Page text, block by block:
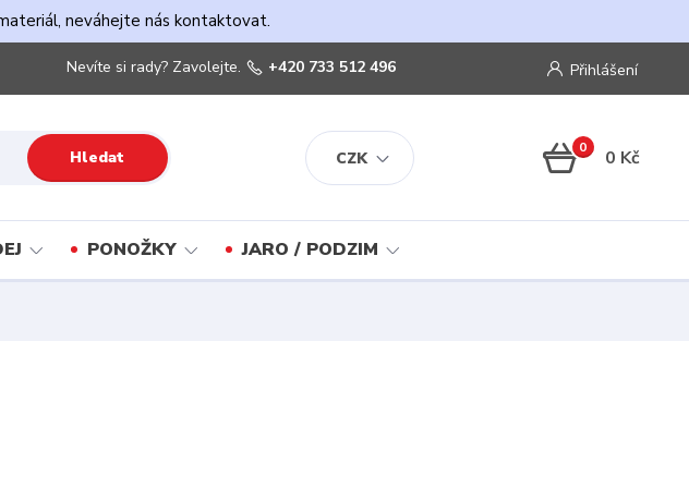
neváhejte nás kontaktovat.
CZK
Přihlášení
Hledat
Nevíte si rady? Zavolejte. +420 733 512 496
0 0 Kč
PONOŽKY JARO / PODZIM